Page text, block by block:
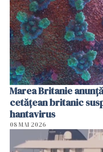
Marea Britanie
cetăţean britanic
hantavirus
08 MAI 2026